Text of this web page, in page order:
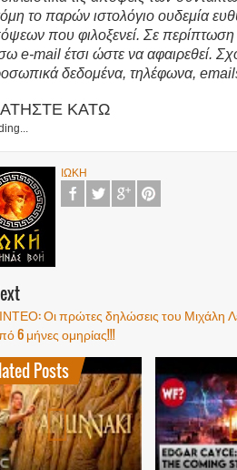
το παρών ιστολόγιο ουδεμία
που φιλοξενεί. Σε περίπτωση
e-mail έτσι ώστε να αφαιρεθεί.
δεδομένα, τηλέφωνα,
ΚΑΤΩ
ΙΩΚΗ
Οι πρώτες δηλώσεις του Μιχάλη
6 μήνες ομηρίας!!!
Posts